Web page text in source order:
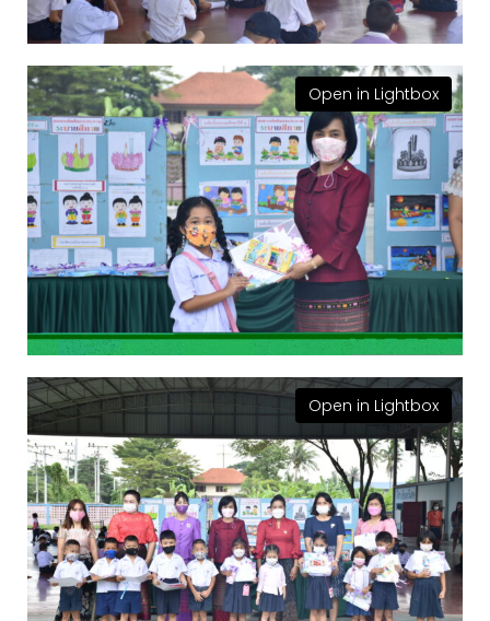
Open in Lightbox
Open in Lightbox